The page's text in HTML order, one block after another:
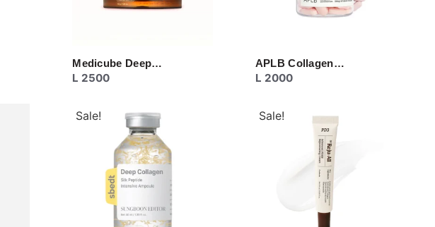
Medicube Deep…
L 2500
APLB Collagen…
L 2000
Sale! Sale!